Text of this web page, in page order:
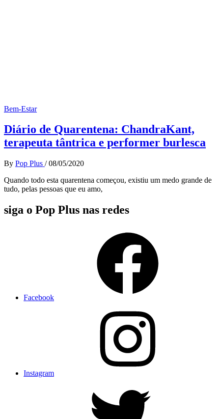
Bem-Estar
Diário de Quarentena: ChandraKant,
terapeuta tântrica e performer burlesca
By Pop Plus / 08/05/2020
Quando todo esta quarentena começou, existiu um medo grande de
tudo, pelas pessoas que eu amo,
siga o Pop Plus nas redes
Facebook
Instagram